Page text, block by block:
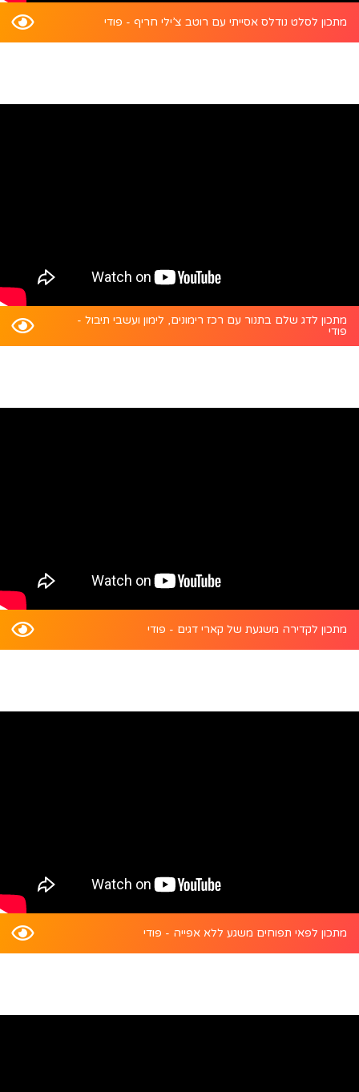
מתכון לסלט נודלס אסייתי עם רוטב צ’ילי חריף - פודי
מתכון לדג שלם בתנור עם רכז רימונים, לימון ועשבי תיבול -
פודי
מתכון לקדירה משגעת של קארי דגים - פודי
מתכון לפאי תפוחים משגע ללא אפייה - פודי